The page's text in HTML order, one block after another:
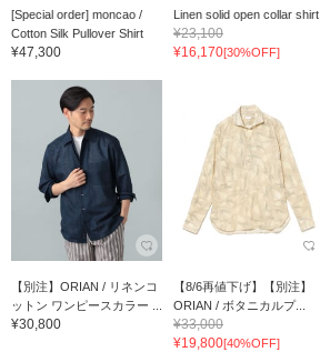
[Special order] moncao /
Cotton Silk Pullover Shirt
¥47,300
Linen solid open collar shirt
¥23,100
¥16,170[30%OFF]
【別注】ORIAN / リネンコ
ットン ワンピースカラー ...
¥30,800
【8/6再値下げ】【別注】
ORIAN / ボタニカルプ...
¥33,000
¥19,800[40%OFF]